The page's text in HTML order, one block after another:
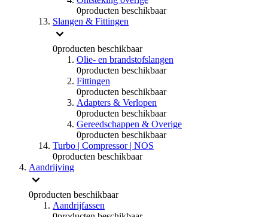
0producten beschikbaar
Slangen & Fittingen
0producten beschikbaar
Olie- en brandstofslangen
0producten beschikbaar
Fittingen
0producten beschikbaar
Adapters & Verlopen
0producten beschikbaar
Gereedschappen & Overige
0producten beschikbaar
Turbo | Compressor | NOS
0producten beschikbaar
Aandrijving
0producten beschikbaar
Aandrijfassen